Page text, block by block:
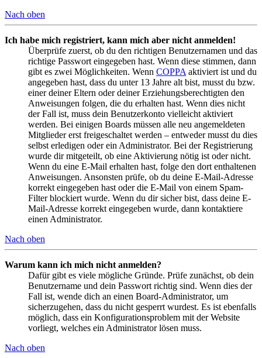
Nach oben
Ich habe mich registriert, kann mich aber nicht anmelden!
Überprüfe zuerst, ob du den richtigen Benutzernamen und das
richtige Passwort eingegeben hast. Wenn diese stimmen, dann
gibt es zwei Möglichkeiten. Wenn COPPA aktiviert ist und du
angegeben hast, dass du unter 13 Jahre alt bist, musst du bzw.
einer deiner Eltern oder deiner Erziehungsberechtigten den
Anweisungen folgen, die du erhalten hast. Wenn dies nicht
der Fall ist, muss dein Benutzerkonto vielleicht aktiviert
werden. Bei einigen Boards müssen alle neu angemeldeten
Mitglieder erst freigeschaltet werden – entweder musst du dies
selbst erledigen oder ein Administrator. Bei der Registrierung
wurde dir mitgeteilt, ob eine Aktivierung nötig ist oder nicht.
Wenn du eine E-Mail erhalten hast, folge den dort enthaltenen
Anweisungen. Ansonsten prüfe, ob du deine E-Mail-Adresse
korrekt eingegeben hast oder die E-Mail von einem Spam-
Filter blockiert wurde. Wenn du dir sicher bist, dass deine E-
Mail-Adresse korrekt eingegeben wurde, dann kontaktiere
einen Administrator.
Nach oben
Warum kann ich mich nicht anmelden?
Dafür gibt es viele mögliche Gründe. Prüfe zunächst, ob dein
Benutzername und dein Passwort richtig sind. Wenn dies der
Fall ist, wende dich an einen Board-Administrator, um
sicherzugehen, dass du nicht gesperrt wurdest. Es ist ebenfalls
möglich, dass ein Konfigurationsproblem mit der Website
vorliegt, welches ein Administrator lösen muss.
Nach oben